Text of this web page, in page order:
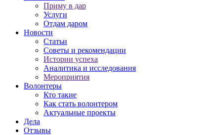
Приму в дар
Услуги
Отдам даром
Новости
Статьи
Советы и рекомендации
Истории успеха
Аналитика и исследования
Мероприятия
Волонтеры
Кто такие
Как стать волонтером
Актуальные проекты
Дела
Отзывы